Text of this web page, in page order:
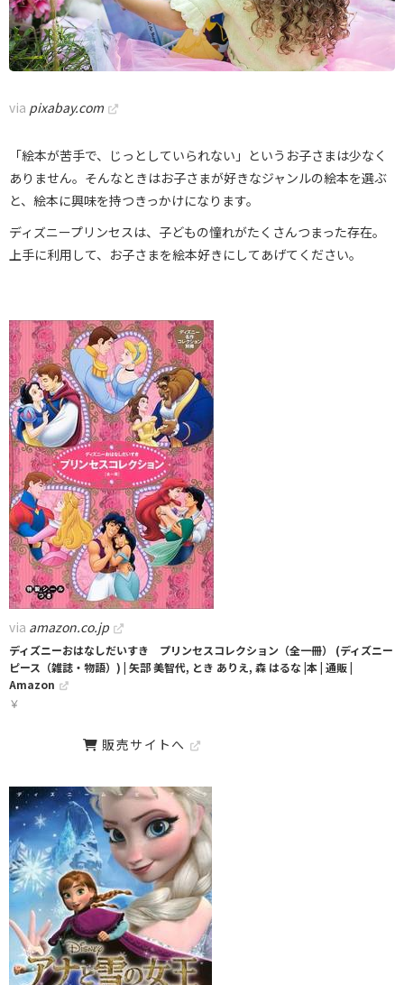
via pixabay.com
「絵本が苦手で、じっとしていられない」というお子さまは少なく
ありません。そんなときはお子さまが好きなジャンルの絵本を選ぶ
と、絵本に興味を持つきっかけになります。
ディズニープリンセスは、子どもの憧れがたくさんつまった存在。
上手に利用して、お子さまを絵本好きにしてあげてください。
via amazon.co.jp
ディズニーおはなしだいすき プリンセスコレクション（全一冊） (ディズニー
ピース（雑誌・物語）) | 矢部 美智代, とき ありえ, 森 はるな |本 | 通販 |
Amazon
￥
販売サイトへ